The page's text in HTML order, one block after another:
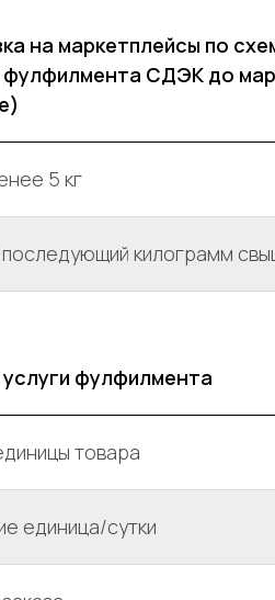
на маркетплейсы по
фулфилмента СДЭК до
5 кг
килограмм
фулфилмента
товара
единица/сутки